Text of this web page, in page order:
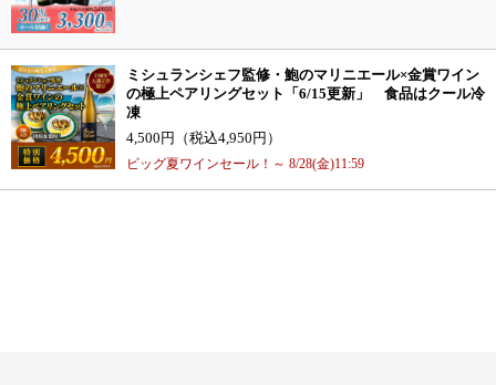
ミシュランシェフ監修・鮑のマリニエール×金賞ワイン
の極上ペアリングセット「6/15更新」 食品はクール冷
凍
4,500円（税込4,950円）
ビッグ夏ワインセール！～ 8/28(金)11:59